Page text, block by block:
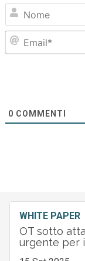
0 COMMENTI
WHITE PAPER
OT sotto
urgente per